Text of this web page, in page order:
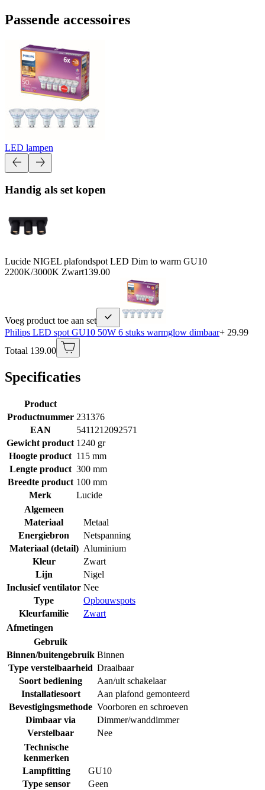
Passende accessoires
LED lampen
Handig als set kopen
Lucide NIGEL plafondspot LED Dim to warm GU10
2200K/3000K Zwart139.00
Voeg product toe aan set
Philips LED spot GU10 50W 6 stuks warmglow dimbaar+ 29.99
Totaal 139.00
Specificaties
Product
Productnummer 231376
EAN
5411212092571
Gewicht product 1240 gr
Hoogte product 115 mm
Lengte product 300 mm
Breedte product 100 mm
Merk
Lucide
Algemeen
Materiaal
Metaal
Energiebron
Netspanning
Materiaal (detail) Aluminium
Kleur
Zwart
Lijn
Nigel
Inclusief ventilator Nee
Type
Opbouwspots
Kleurfamilie
Zwart
Afmetingen
Gebruik
Binnen/buitengebruik Binnen
Type verstelbaarheid Draaibaar
Soort bediening
Aan/uit schakelaar
Installatiesoort
Aan plafond gemonteerd
Bevestigingsmethode Voorboren en schroeven
Dimbaar via
Dimmer/wanddimmer
Verstelbaar
Nee
Technische
kenmerken
Lampfitting
GU10
Type sensor
Geen